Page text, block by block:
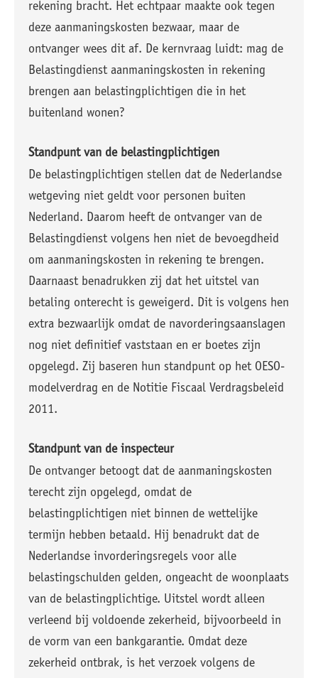
rekening bracht. Het echtpaar maakte ook tegen
deze aanmaningskosten bezwaar, maar de
ontvanger wees dit af. De kernvraag luidt: mag de
Belastingdienst aanmaningskosten in rekening
brengen aan belastingplichtigen die in het
buitenland wonen?
Standpunt van de belastingplichtigen
De belastingplichtigen stellen dat de Nederlandse
wetgeving niet geldt voor personen buiten
Nederland. Daarom heeft de ontvanger van de
Belastingdienst volgens hen niet de bevoegdheid
om aanmaningskosten in rekening te brengen.
Daarnaast benadrukken zij dat het uitstel van
betaling onterecht is geweigerd. Dit is volgens hen
extra bezwaarlijk omdat de navorderingsaanslagen
nog niet definitief vaststaan en er boetes zijn
opgelegd. Zij baseren hun standpunt op het OESO-
modelverdrag en de Notitie Fiscaal Verdragsbeleid
2011.
Standpunt van de inspecteur
De ontvanger betoogt dat de aanmaningskosten
terecht zijn opgelegd, omdat de
belastingplichtigen niet binnen de wettelijke
termijn hebben betaald. Hij benadrukt dat de
Nederlandse invorderingsregels voor alle
belastingschulden gelden, ongeacht de woonplaats
van de belastingplichtige. Uitstel wordt alleen
verleend bij voldoende zekerheid, bijvoorbeeld in
de vorm van een bankgarantie. Omdat deze
zekerheid ontbrak, is het verzoek volgens de